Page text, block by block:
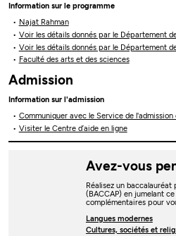
Information sur le programme
Najat Rahman
Voir les détails donnés par le Département
Voir les détails donnés par le Département
Faculté des arts et des sciences
Admission
Information sur l'admission
Communiquer avec le Service de
Visiter le Centre d’aide en ligne
Avez-vous
Réalisez un
(BACCAP) en jumelant
complémentaires pour
Langues modernes
Cultures, sociétés et